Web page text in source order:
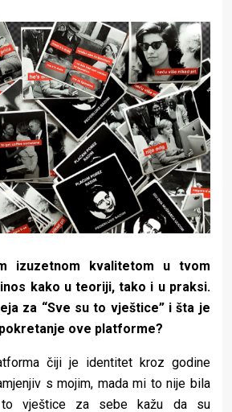
izuzetnom kvalitetom u tvom
kako u teoriji, tako i u praksi.
za “Sve su to vještice” i šta je
ove platforme?
čiji je identitet kroz godine
s mojim, mada mi to nije bila
to vještice za sebe kažu da su